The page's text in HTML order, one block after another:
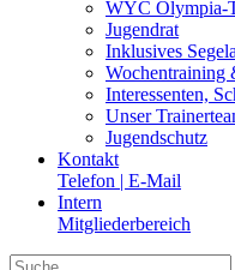
WYC Olympia-
Jugendrat
Inklusives
Wochentraining
Interessenten,
Unser
Jugendschutz
Kontakt
Telefon | E-Mail
Intern
Mitgliederbereich